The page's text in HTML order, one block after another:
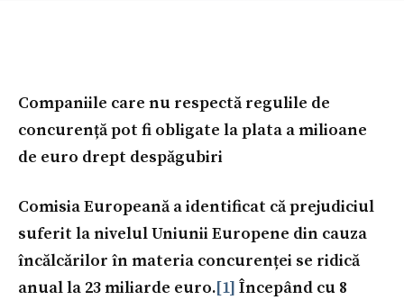
Companiile care nu respectă regulile de
concurență pot fi obligate la plata a milioane
de euro drept despăgubiri
Comisia Europeană a identificat că prejudiciul
suferit la nivelul Uniunii Europene din cauza
încălcărilor în materia concurenței se ridică
anual la 23 miliarde euro.[1] Începând cu 8